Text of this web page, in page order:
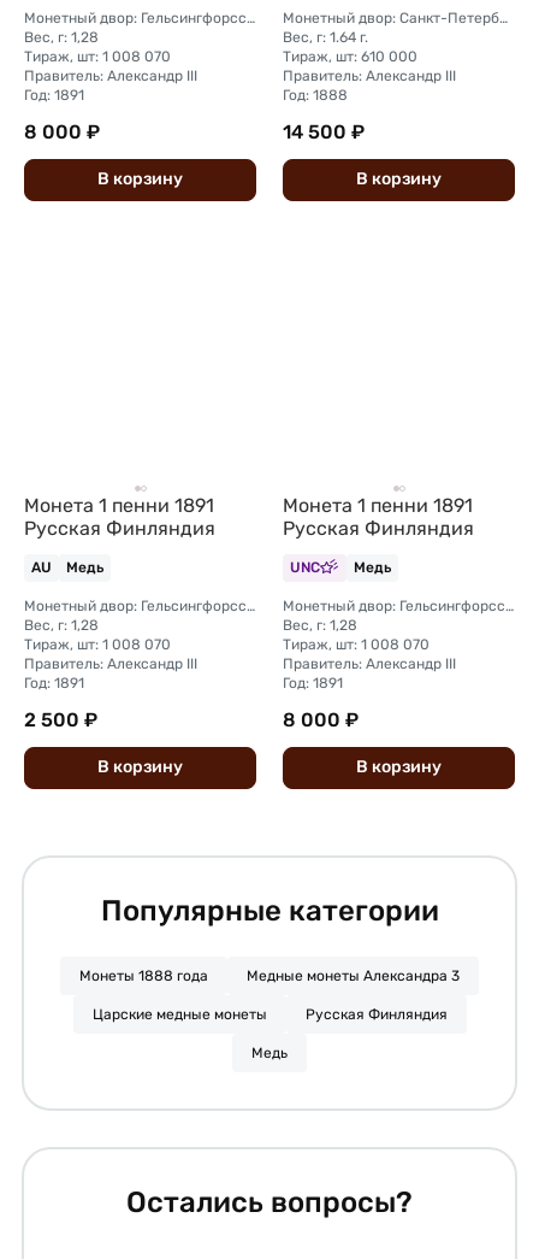
Монетный двор: Гельсингфорсский монетный двор (Финляндия)
Вес, г: 1,28
Тираж, шт: 1 008 070
Правитель: Александр III
Год: 1891
8 000 ₽
В корзину
Монетный двор: Санкт-Петербургский монетный двор
Вес, г: 1.64 г.
Тираж, шт: 610 000
Правитель: Александр III
Год: 1888
14 500 ₽
В корзину
Монета 1 пенни 1891
Русская Финляндия
AU Медь
Монетный двор: Гельсингфорсский монетный двор (Финляндия)
Вес, г: 1,28
Тираж, шт: 1 008 070
Правитель: Александр III
Год: 1891
2 500 ₽
В корзину
Монета 1 пенни 1891
Русская Финляндия
UNC Медь
Монетный двор: Гельсингфорсский монетный двор (Финляндия)
Вес, г: 1,28
Тираж, шт: 1 008 070
Правитель: Александр III
Год: 1891
8 000 ₽
В корзину
Популярные категории
Монеты 1888 года Медные монеты Александра 3
Царские медные монеты Русская Финляндия
Медь
Остались вопросы?